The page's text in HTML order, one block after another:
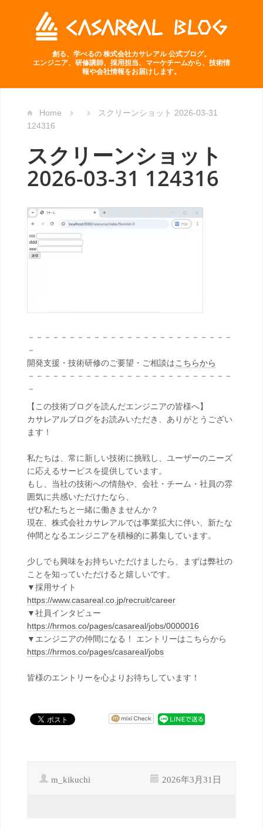
創る、学べるの 株式会社カサレアル 公式ブログ。
エンジニア、研修講師、採用担当、マーケチームから、技術情
報や会社情報をお届けします。
Home
スクリーンショット 2026-03-31
124316
スクリーンショット
2026-03-31 124316
－－－－－－－－－－－－－－－－－－－－－－－－－
－
開発支援・技術研修のご要望・ご相談はこちらから
－－－－－－－－－－－－－－－－－－－－－－－－－
－
【この技術ブログを読んだエンジニアの皆様へ】
カサレアルブログをお読みいただき、ありがとうござい
ます！
私たちは、常に新しい技術に挑戦し、ユーザーのニーズ
に応えるサービスを提供しています。
もし、当社の技術への情熱や、会社・チーム・社員の雰
囲気に共感いただけたなら、
ぜひ私たちと一緒に働きませんか？
現在、株式会社カサレアルでは事業拡大に伴い、新たな
仲間となるエンジニアを積極的に募集しています。
少しでも興味をお持ちいただけましたら、まずは弊社の
ことを知っていただけると嬉しいです。
▼採用サイト
https://www.casareal.co.jp/recruit/career
▼社員インタビュー
https://hrmos.co/pages/casareal/jobs/0000016
▼エンジニアの仲間になる！ エントリーはこちらから
https://hrmos.co/pages/casareal/jobs
皆様のエントリーを心よりお待ちしています！
m_kikuchi 2026年3月31日